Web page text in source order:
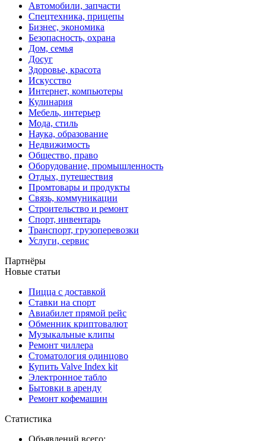
Автомобили, запчасти
Спецтехника, прицепы
Бизнес, экономика
Безопасность, охрана
Дом, семья
Досуг
Здоровье, красота
Искусство
Интернет, компьютеры
Кулинария
Мебель, интерьер
Мода, стиль
Наука, образование
Недвижимость
Общество, право
Оборудование, промышленность
Отдых, путешествия
Промтовары и продукты
Связь, коммуникации
Строительство и ремонт
Спорт, инвентарь
Транспорт, грузоперевозки
Услуги, сервис
Партнёры
Новые статьи
Пицца с доставкой
Ставки на спорт
Авиабилет прямой рейс
Обменник криптовалют
Музыкальные клипы
Ремонт чиллера
Стоматология одинцово
Купить Valve Index kit
Электронное табло
Бытовки в аренду
Ремонт кофемашин
Статистика
Объявлений всего: